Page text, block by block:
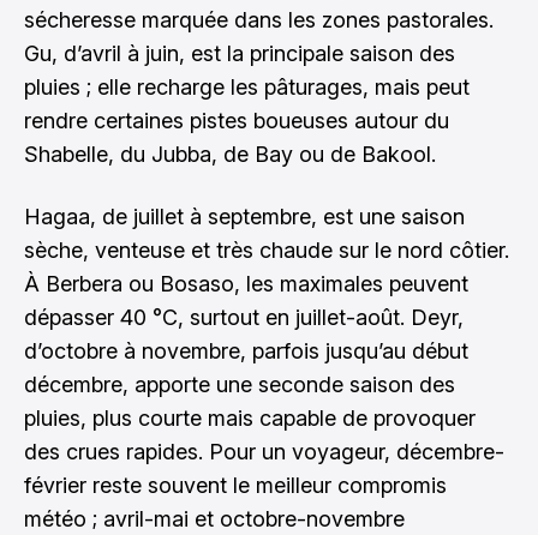
sécheresse marquée dans les zones pastorales.
Gu, d’avril à juin, est la principale saison des
pluies ; elle recharge les pâturages, mais peut
rendre certaines pistes boueuses autour du
Shabelle, du Jubba, de Bay ou de Bakool.
Hagaa, de juillet à septembre, est une saison
sèche, venteuse et très chaude sur le nord côtier.
À Berbera ou Bosaso, les maximales peuvent
dépasser 40 °C, surtout en juillet-août. Deyr,
d’octobre à novembre, parfois jusqu’au début
décembre, apporte une seconde saison des
pluies, plus courte mais capable de provoquer
des crues rapides. Pour un voyageur, décembre-
février reste souvent le meilleur compromis
météo ; avril-mai et octobre-novembre